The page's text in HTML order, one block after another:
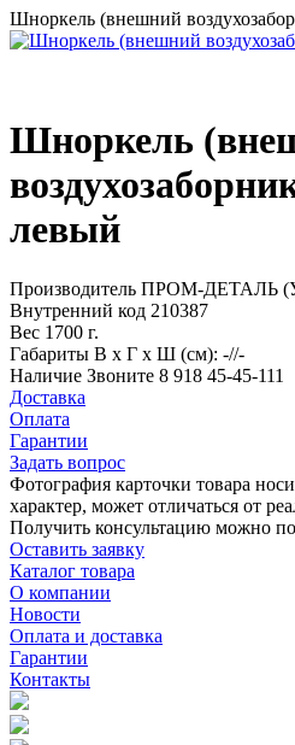
Шноркель (внешний
Шноркель
левый
Производитель ПРОМ-ДЕТАЛЬ
Внутренний код 210387
Вес 1700 г.
Габариты В х Г х Ш (см): -//-
Наличие Звоните 8 918 45-45-111
Доставка
Оплата
Гарантии
Задать вопрос
Фотография карточки товара
характер, может отличаться от
Получить консультацию можно
Оставить заявку
Каталог товара
О компании
Новости
Оплата и доставка
Гарантии
Контакты